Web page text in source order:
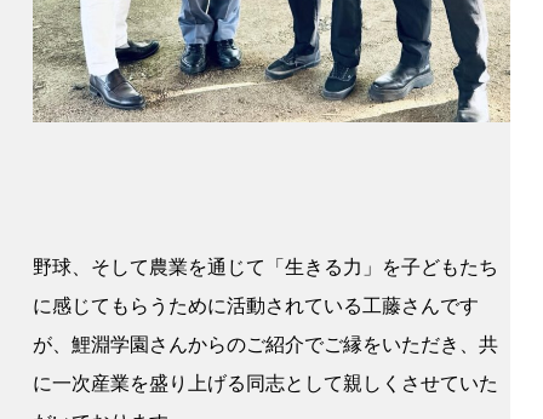
野球、そして農業を通じて「生きる力」を子どもたち
に感じてもらうために活動されている工藤さんです
が、鯉淵学園さんからのご紹介でご縁をいただき、共
に一次産業を盛り上げる同志として親しくさせていた